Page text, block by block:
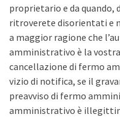
proprietario e da quando,
ritroverete disorientati e
a maggior ragione che
amministrativo è la
cancellazione di fermo
vizio di notifica, se il
preavviso di fermo
amministrativo è